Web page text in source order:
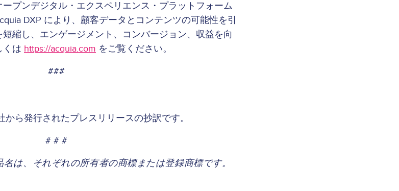
プンデジタル・エクスペリエンス・プラットフォーム
DXP により、顧客データとコンテンツの可能性を引
縮し、エンゲージメント、コンバージョン、収益を向
くは https://acquia.com をご覧ください。
###
から発行されたプレスリリースの抄訳です。
# # #
は、それぞれの所有者の商標または登録商標です。